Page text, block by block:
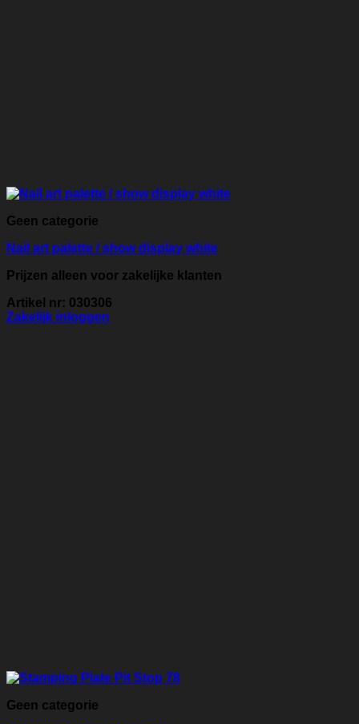
Geen categorie
Nail art palette / show display white
Prijzen alleen voor zakelijke klanten
Artikel nr: 030306
Zakelijk inloggen
Geen categorie